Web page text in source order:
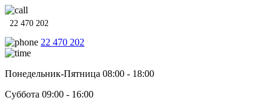
22 470 202
22 470 202
Понедельник-Пятница 08:00 - 18:00
Суббота 09:00 - 16:00